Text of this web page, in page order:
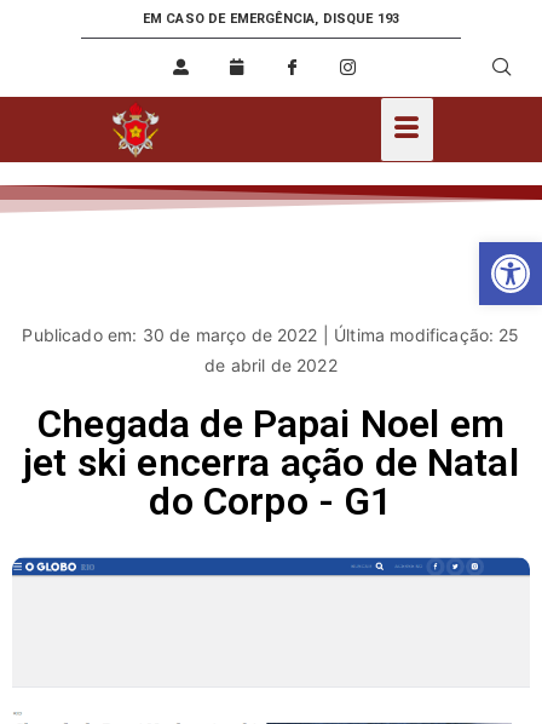
EM CASO DE EMERGÊNCIA, DISQUE 193
Publicado em: 30 de março de 2022 | Última modificação: 25
de abril de 2022
Chegada de Papai Noel em
jet ski encerra ação de Natal
do Corpo - G1